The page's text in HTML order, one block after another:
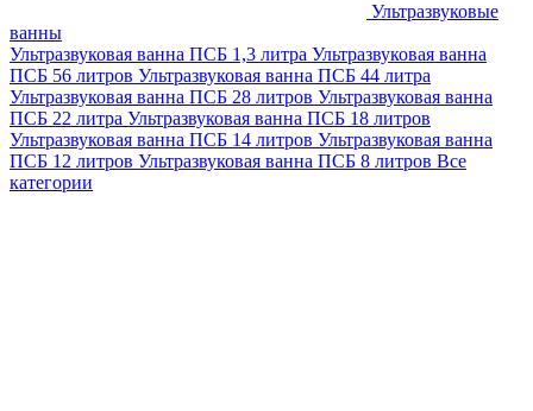
Ультразвуковые
ванны
Ультразвуковая ванна ПСБ 1,3 литра Ультразвуковая ванна
ПСБ 56 литров Ультразвуковая ванна ПСБ 44 литра
Ультразвуковая ванна ПСБ 28 литров Ультразвуковая ванна
ПСБ 22 литра Ультразвуковая ванна ПСБ 18 литров
Ультразвуковая ванна ПСБ 14 литров Ультразвуковая ванна
ПСБ 12 литров Ультразвуковая ванна ПСБ 8 литров Все
категории